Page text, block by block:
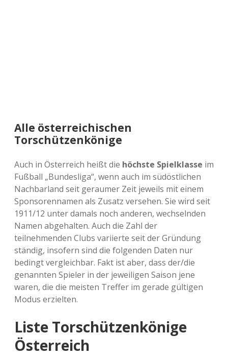
Alle österreichischen
Torschützenkönige
Auch in Österreich heißt die höchste Spielklasse im
Fußball „Bundesliga“, wenn auch im südöstlichen
Nachbarland seit geraumer Zeit jeweils mit einem
Sponsorennamen als Zusatz versehen. Sie wird seit
1911/12 unter damals noch anderen, wechselnden
Namen abgehalten. Auch die Zahl der
teilnehmenden Clubs variierte seit der Gründung
ständig, insofern sind die folgenden Daten nur
bedingt vergleichbar. Fakt ist aber, dass der/die
genannten Spieler in der jeweiligen Saison jene
waren, die die meisten Treffer im gerade gültigen
Modus erzielten.
Liste Torschützenkönige
Österreich